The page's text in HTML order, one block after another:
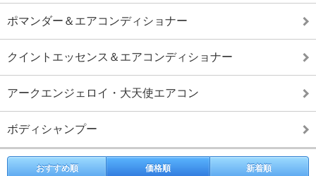
ポマンダー＆エアコンディショナー
クイントエッセンス＆エアコンディショナー
アークエンジェロイ・大天使エアコン
ボディシャンプー
おすすめ順 価格順 新着順